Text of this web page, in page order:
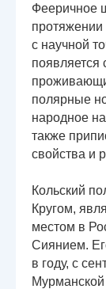
Фееричное
протяжении
с научной
появляется
полярные
народное
также
свойства и
Кольский
Кругом,
местом в
Сиянием.
в году, с